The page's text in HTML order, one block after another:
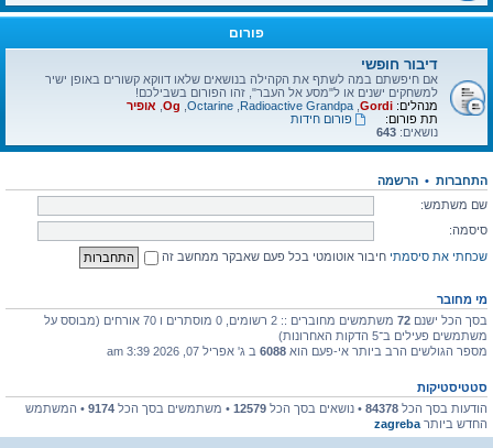
פורום
דיבור חופשי
אם חיפשתם במה לשתף את הקהילה בנושאים שלאו דווקא קשורים באופן ישיר
למשחקים ישנים או ל"מסע אל העבר", זהו הפורום בשבילכם!
מנהלים: Gordi
Radioactive Grandpa
Octarine
Og אופיר
תת פורום:
פורום חידות
נושאים: 643
התחברות • הרשמה
שם משתמש:
סיסמה:
שכחתי את סיסמתי חיבור אוטומטי בכל פעם שאבקר ממחשב זה
מי מחובר
בסך הכל ישנם 72
משתמשים מחוברים :: 2 רשומים, 0 מוסתרים ו 70 אורחים (מבוסס על
משתמשים פעילים ב־5 הדקות האחרונות)
מספר הגולשים הרב ביותר אי-פעם הוא 6088 ב ג' אפריל 07, 2026 3:39 am
סטטיסטיקות
הודעות בסך הכל 84378 • נושאים בסך הכל 12579 • משתמשים בסך הכל 9174 • המשתמש
החדש ביותר zagreba